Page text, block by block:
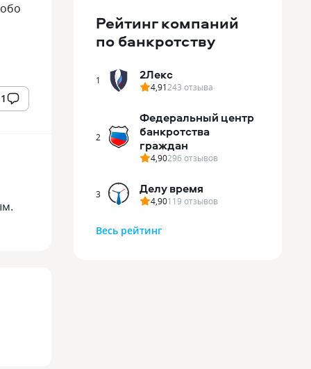
1
Рейтингкомпаний
по банкротству
1 2Лекс
4,91243 отзыва
2
Федеральный центр
банкротства
граждан
4,90296 отзывов
3 Делу время
4,90119 отзывов
Весь рейтинг